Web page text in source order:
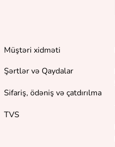
Müştəri xidməti
Şərtlər və Qaydalar
Sifariş, ödəniş və çatdırılma
TVS